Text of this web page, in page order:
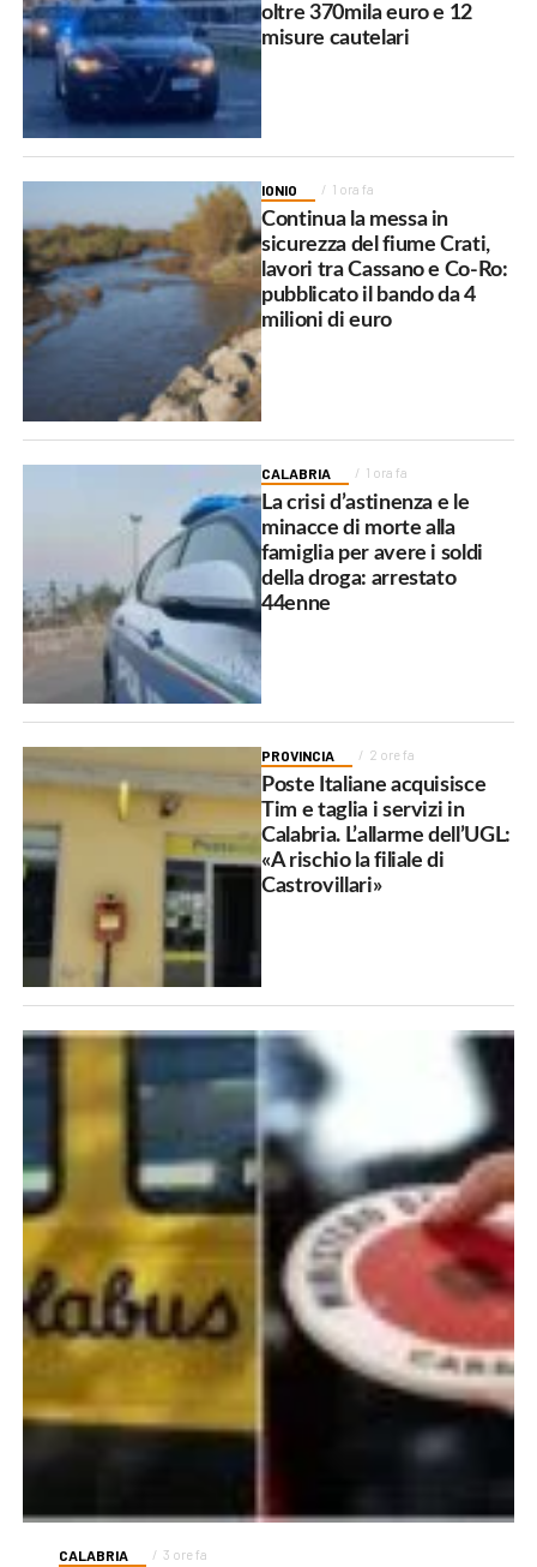
oltre 370mila euro e 12
misure cautelari
IONIO 1 ora fa
Continua la messa in
sicurezza del fiume Crati,
lavori tra Cassano e Co-Ro:
pubblicato il bando da 4
milioni di euro
CALABRIA 1 ora fa
La crisi d’astinenza e le
minacce di morte alla
famiglia per avere i soldi
della droga: arrestato
44enne
PROVINCIA 2 ore fa
Poste Italiane acquisisce
Tim e taglia i servizi in
Calabria. L’allarme dell’UGL:
«A rischio la filiale di
Castrovillari»
CALABRIA 3 ore fa